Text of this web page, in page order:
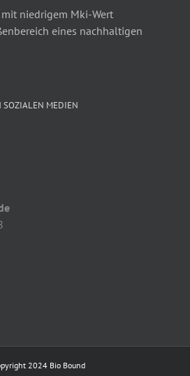
niedrigem Mki-Wert
eines nachhaltigen
SOZIALEN MEDIEN
2024 Bio Bound